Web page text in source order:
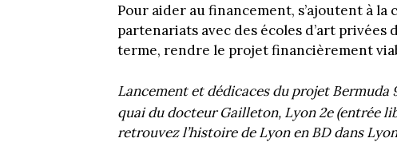
Pour aider au financement, s’ajoutent à la
partenariats avec des écoles d’art privées
terme, rendre le projet financièrement
Lancement et dédicaces du projet Bermuda
quai du docteur Gailleton, Lyon 2e (entrée
retrouvez l’histoire de Lyon en BD dans